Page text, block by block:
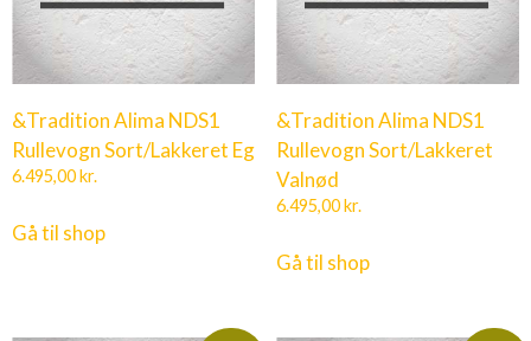
&Tradition Alima NDS1
Rullevogn Sort/Lakkeret Eg
6.495,00kr.
Gå til shop
&Tradition Alima NDS1
Rullevogn Sort/Lakkeret
Valnød
6.495,00kr.
Gå til shop